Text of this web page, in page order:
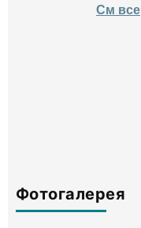
См все
Фотогалерея